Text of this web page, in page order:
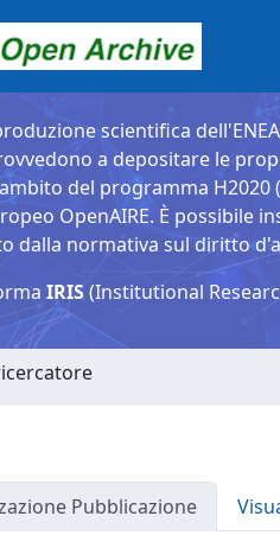
scientifica
a depositare le
del programma
OpenAIRE. È possibile
dalla normativa sul diritto
IRIS(Institutional
Pubblicazione